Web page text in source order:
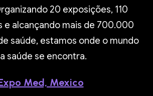
20 exposições, 110
e alcançando mais de 700.000
saúde, estamos onde o mundo
saúde se encontra.
Med, Mexico